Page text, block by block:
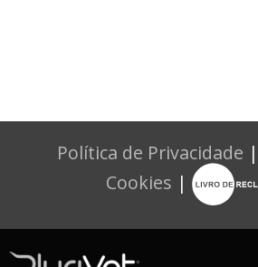
Política de Privacidade |
Cookies |